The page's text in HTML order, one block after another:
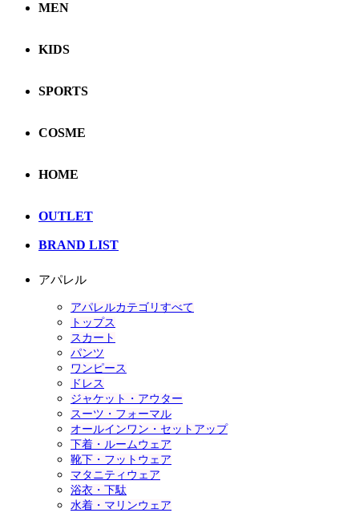
MEN
KIDS
SPORTS
COSME
HOME
OUTLET
BRAND LIST
アパレル
アパレルカテゴリすべて
トップス
スカート
パンツ
ワンピース
ドレス
ジャケット・アウター
スーツ・フォーマル
オールインワン・セットアップ
下着・ルームウェア
靴下・フットウェア
マタニティウェア
浴衣・下駄
水着・マリンウェア